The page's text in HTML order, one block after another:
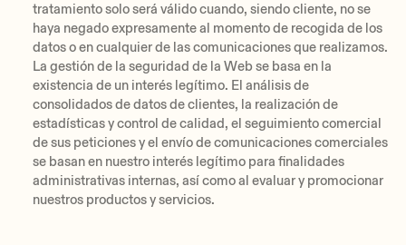
tratamiento solo será válido cuando, siendo cliente, no se
haya negado expresamente al momento de recogida de los
datos o en cualquier de las comunicaciones que realizamos.
La gestión de la seguridad de la Web se basa en la
existencia de un interés legítimo. El análisis de
consolidados de datos de clientes, la realización de
estadísticas y control de calidad, el seguimiento comercial
de sus peticiones y el envío de comunicaciones comerciales
se basan en nuestro interés legítimo para finalidades
administrativas internas, así como al evaluar y promocionar
nuestros productos y servicios.